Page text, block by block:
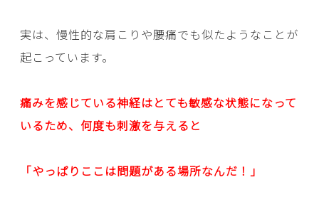
実は、慢性的な肩こりや腰痛でも似たようなことが
起こっています。
痛みを感じている神経はとても敏感な状態になって
いるため、何度も刺激を与えると
「やっぱりここは問題がある場所なんだ！」